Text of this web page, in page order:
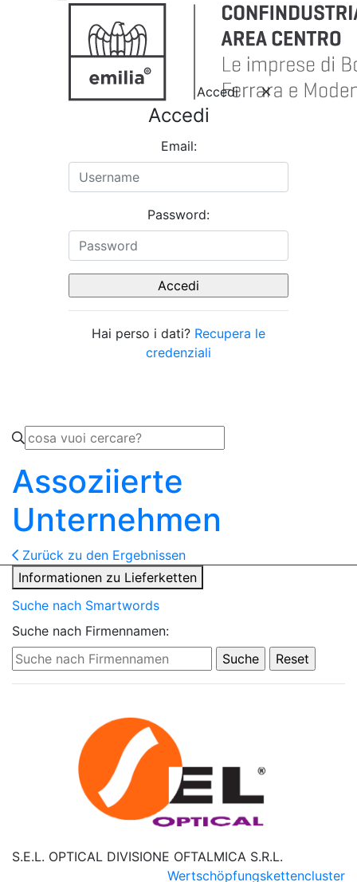
Accedi
Accedi
Email:
Password:
Hai perso i dati? Recupera le
credenziali
Assoziierte
Unternehmen
Zurück zu den Ergebnissen
Informationen zu Lieferketten
Suche nach Smartwords
Suche nach Firmennamen:
S.E.L. OPTICAL DIVISIONE OFTALMICA S.R.L.
Wertschöpfungskettencluster